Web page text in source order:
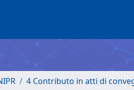
4 Contributo in atti di